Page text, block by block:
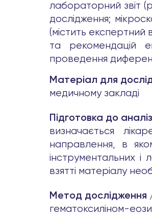
лабораторний звіт
дослідження;
(містить експертний
та рекомендацій
проведення
Матеріал для
медичному закладі
Підготовка до
визначається
направлення, в
інструментальних
взятті матеріалу
Метод дослідження
гематоксиліном-